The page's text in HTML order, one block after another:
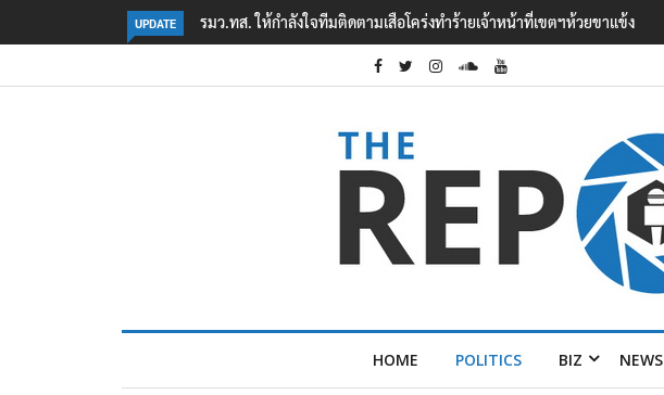
UPDATE
ร้ายเจ้าหน้าที่เขตฯห้วยขาแข้ง ‘ภาคประชาสังคม’ รวมตัวคัดค้าน ‘มิน ออง ไลง์’ เยือนไทย ขึงป้าย ‘ไม่
ต้อนรับอาชญากร’
HOME POLITICS BIZ NEWS